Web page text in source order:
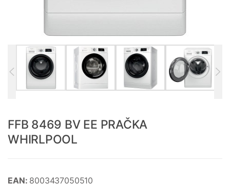
FFB 8469 BV EE PRAČKA
WHIRLPOOL
EAN: 8003437050510